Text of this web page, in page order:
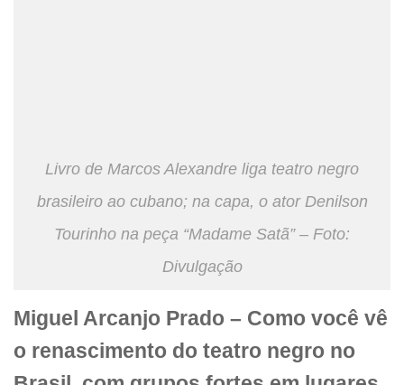
Livro de Marcos Alexandre liga teatro negro
brasileiro ao cubano; na capa, o ator Denilson
Tourinho na peça “Madame Satã” – Foto:
Divulgação
Miguel Arcanjo Prado – Como você vê
o renascimento do teatro negro no